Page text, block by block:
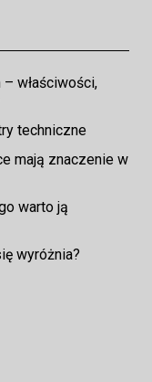
właściwości,
techniczne
mają znaczenie w
warto ją
wyróżnia?